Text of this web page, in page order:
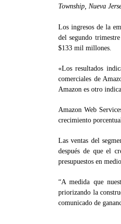
Township, Nueva
Los ingresos de la
del segundo
$133 mil millones.
«Los resultados
comerciales de
Amazon es otro
Amazon Web
crecimiento
Las ventas del
después de que el
presupuestos en
“A medida que
priorizando la
comunicado de